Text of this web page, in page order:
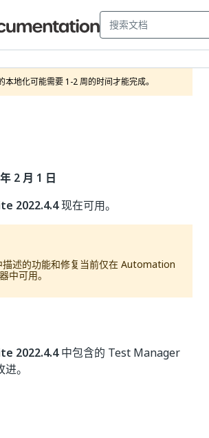
本地化可能需要 1-2 周的时间才能完成。
2 月 1 日
2022.4.4现在可用。
描述的功能和修复当前仅在 Automation
中可用。
2022.4.4中包含的 Test Manager
。